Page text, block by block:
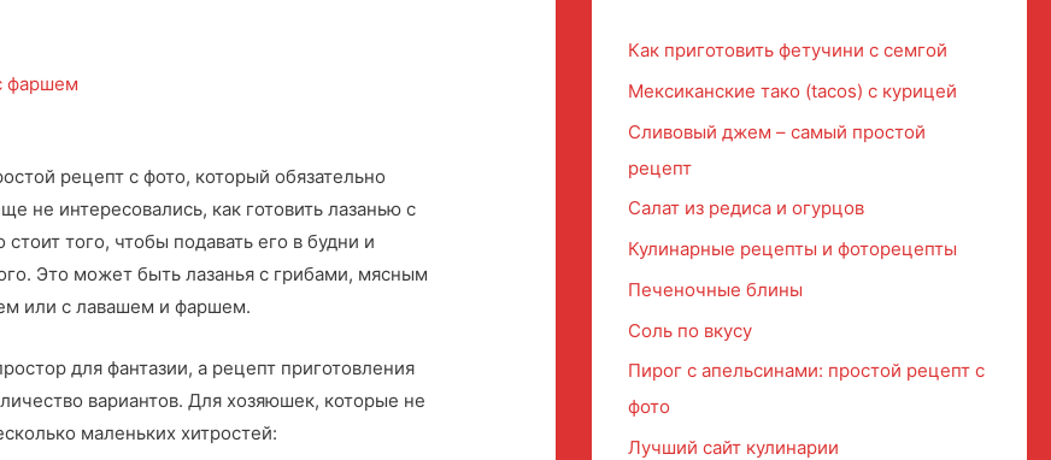
фаршем
рецепт с фото, который обязательно
не интересовались, как готовить лазанью с
того, чтобы подавать его в будни и
Это может быть лазанья с грибами, мясным
или с лавашем и фаршем.
для фантазии, а рецепт приготовления
вариантов. Для хозяюшек, которые не
маленьких хитростей:
Как приготовить фетучини с семгой
Мексиканские тако (tacos) с курицей
Сливовый джем – самый простой
рецепт
Салат из редиса и огурцов
Кулинарные рецепты и фоторецепты
Печеночные блины
Соль по вкусу
Пирог с апельсинами: простой рецепт с
фото
Лучший сайт кулинарии